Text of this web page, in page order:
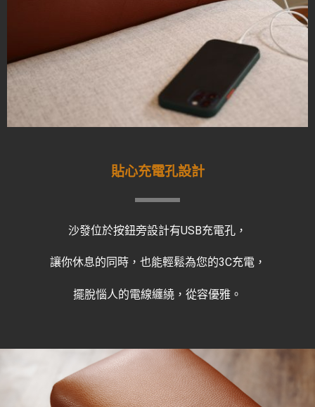
貼心充電孔設計
沙發位於按鈕旁設計有USB充電孔，
讓你休息的同時，也能輕鬆為您的3C充電，
擺脫惱人的電線纏繞，從容優雅。